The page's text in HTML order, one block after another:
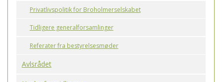
Privatlivspolitik for Broholmerselskabet
Tidligere generalforsamlinger
Referater fra bestyrelsesmøder
Avlsrådet